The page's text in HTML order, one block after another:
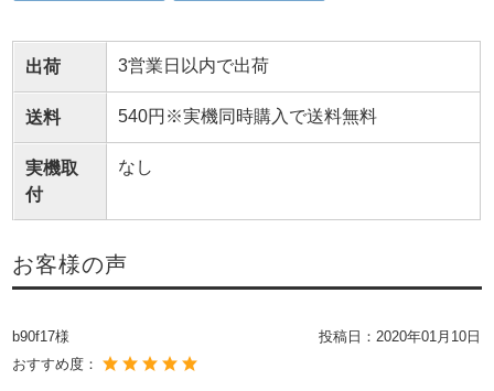
出荷 3営業日以内で出荷
送料 540円※実機同時購入で送料無料
実機取
付
なし
お客様の声
b90f17様 投稿日： 2020年01月10日
おすすめ度：